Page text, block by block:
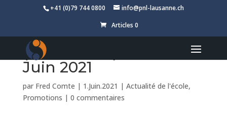
+41 (0)79 744 0800
info@pnl-lausanne.ch
Articles 0
Les bases de la PNL
(Livre audio) – 30% /
Juin 2021
par Fred Comte | 1.Juin.2021 | Actualité de l'école,
Promotions | 0 commentaires